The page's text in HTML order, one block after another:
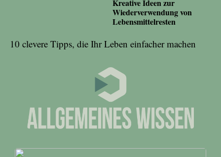
Kreative Ideen zur
Wiederverwendung von
Lebensmittelresten
10 clevere Tipps, die Ihr Leben einfacher machen